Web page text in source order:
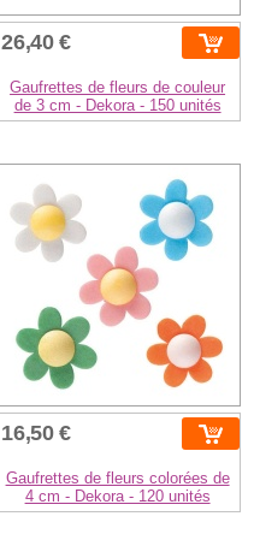
26,40 €
Gaufrettes de fleurs de couleur
de 3 cm - Dekora - 150 unités
16,50 €
Gaufrettes de fleurs colorées de
4 cm - Dekora - 120 unités